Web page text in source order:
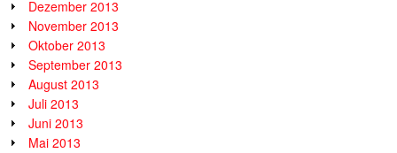
Dezember 2013
November 2013
Oktober 2013
September 2013
August 2013
Juli 2013
Juni 2013
Mai 2013